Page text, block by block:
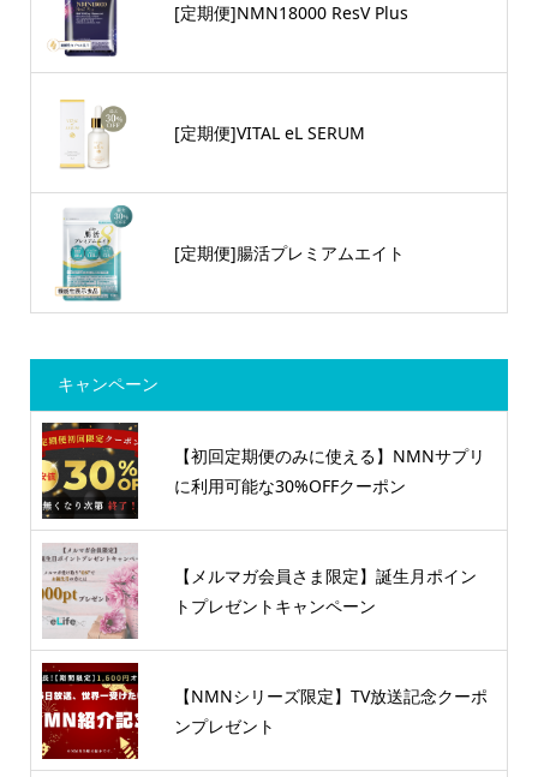
[定期便]NMN18000 ResV Plus
[定期便]VITAL eL SERUM
[定期便]腸活プレミアムエイト
キャンペーン
【初回定期便のみに使える】NMNサプリ
に利用可能な30%OFFクーポン
【メルマガ会員さま限定】誕生月ポイン
トプレゼントキャンペーン
【NMNシリーズ限定】TV放送記念クーポ
ンプレゼント